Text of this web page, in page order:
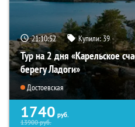
21:10:51 Купили:39
Тур на 2 дня «Карельское
берегу Ладоги»
Достоевская
1740 руб.
13900руб.